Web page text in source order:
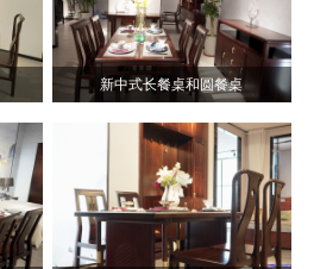
新中式长餐桌和圆餐桌